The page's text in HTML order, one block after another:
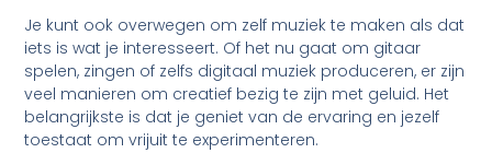
Je kunt ook overwegen om zelf muziek te maken als dat
iets is wat je interesseert. Of het nu gaat om gitaar
spelen, zingen of zelfs digitaal muziek produceren, er zijn
veel manieren om creatief bezig te zijn met geluid. Het
belangrijkste is dat je geniet van de ervaring en jezelf
toestaat om vrijuit te experimenteren.